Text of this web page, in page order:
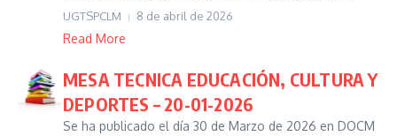
UGTSPCLM 8 de abril de 2026
Read More
MESA TECNICA EDUCACIÓN, CULTURA Y
DEPORTES – 20-01-2026
Se ha publicado el día 30 de Marzo de 2026 en DOCM